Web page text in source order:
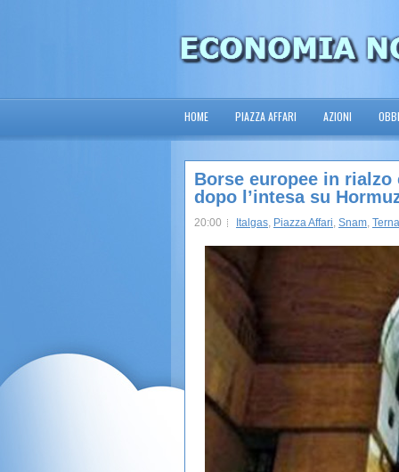
HOME PIAZZA AFFARI AZIONI
Borse europee in
dopo l’intesa su
20:00 Italgas, Piazza Affari, Snam, Terna